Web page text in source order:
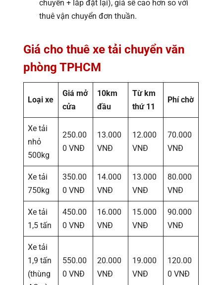
chuyển + lắp đặt lại), giá sẽ cao hơn so với
thuê vận chuyển đơn thuần.
Giá cho thuê xe tải chuyển văn
phòng TPHCM
Loại xe
Giá mở
cửa
10km
đầu
Từ km
thứ 11
Phí chờ
Xe tải
nhỏ
500kg
250.00
0 VNĐ
13.000
VNĐ
12.000
VNĐ
70.000
VNĐ
Xe tải
750kg
350.00
0 VNĐ
14.000
VNĐ
13.000
VNĐ
80.000
VNĐ
Xe tải
1,5 tấn
450.00
0 VNĐ
16.000
VNĐ
15.000
VNĐ
90.000
VNĐ
Xe tải
1,9 tấn
(thùng
550.00
0 VNĐ
20.000
VNĐ
19.000
VNĐ
120.00
0 VNĐ